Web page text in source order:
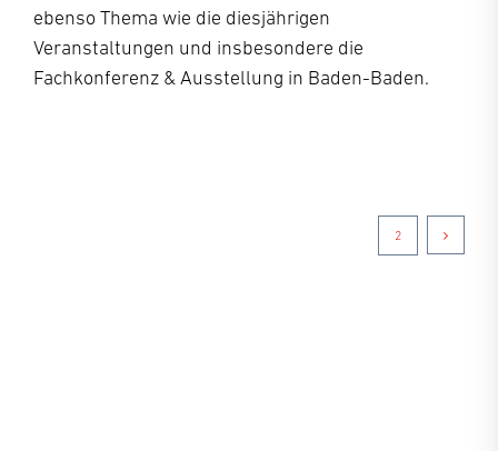
ebenso Thema wie die diesjährigen
Veranstaltungen und insbesondere die
Fachkonferenz & Ausstellung in Baden-Baden.
2